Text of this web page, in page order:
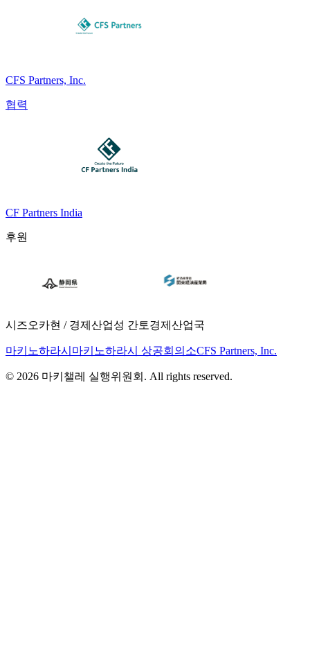
CFS Partners, Inc.
협력
CF Partners India
후원
시즈오카현 / 경제산업성 간토경제산업국
마키노하라시 마키노하라시 상공회의소CFS Partners, Inc.
© 2026 마키챌레 실행위원회. All rights reserved.